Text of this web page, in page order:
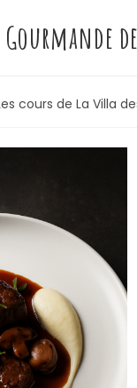
cours de La Villa